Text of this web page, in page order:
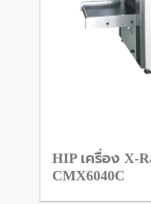
HIP เครื่อง X-
CMX6040C